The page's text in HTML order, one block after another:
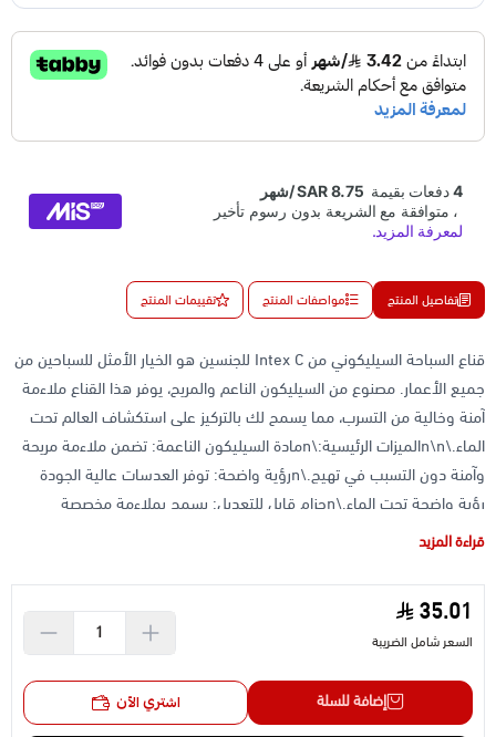
تفاصيل المنتج مواصفات المنتج تقييمات المنتج
قناع السباحة السيليكوني من Intex C للجنسين هو الخيار الأمثل للسباحين من
جميع الأعمار. مصنوع من السيليكون الناعم والمريح، يوفر هذا القناع ملاءمة
آمنة وخالية من التسرب، مما يسمح لك بالتركيز على استكشاف العالم تحت
الماء.\n\nالميزات الرئيسية:\nمادة السيليكون الناعمة: تضمن ملاءمة مريحة
وآمنة دون التسبب في تهيج.\nرؤية واضحة: توفر العدسات عالية الجودة
رؤية واضحة تحت الماء.\nحزام قابل للتعديل: يسمح بملاءمة مخصصة
والمحيطات\nالأنشطة الترفيهية\n\nملاحظة: يرجى ملاحظة أنك ستتلقى
عنصرًا عشوائيًا من منتجنا المتنوع
قراءة المزيد
35.01
السعر شامل الضريبة
إضافة للسلة اشتري الآن